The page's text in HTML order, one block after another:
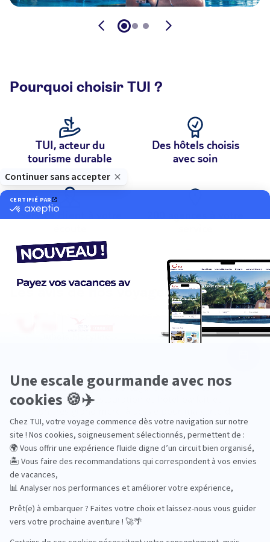
Pourquoi choisir TUI ?
TUI, acteur du
tourisme durable
Des hôtels choisis
avec soin
Service client à votre
Les avis de nos voyageurs
un très grand merci Émilie et à toute votre
équipe voyage au Portugal excellent très
beau séjour restauration et hôtel parfait et
un très grand merci à Jessie pour ma carte d
embarquement très bon accueil
07 juillet 2026
Les récompenses de TUI